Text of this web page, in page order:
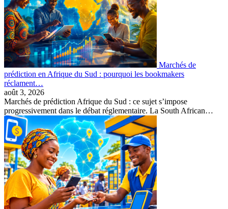
Marchés de
prédiction en Afrique du Sud : pourquoi les bookmakers
réclament…
août 3, 2026
Marchés de prédiction Afrique du Sud : ce sujet s’impose
progressivement dans le débat réglementaire. La South African…